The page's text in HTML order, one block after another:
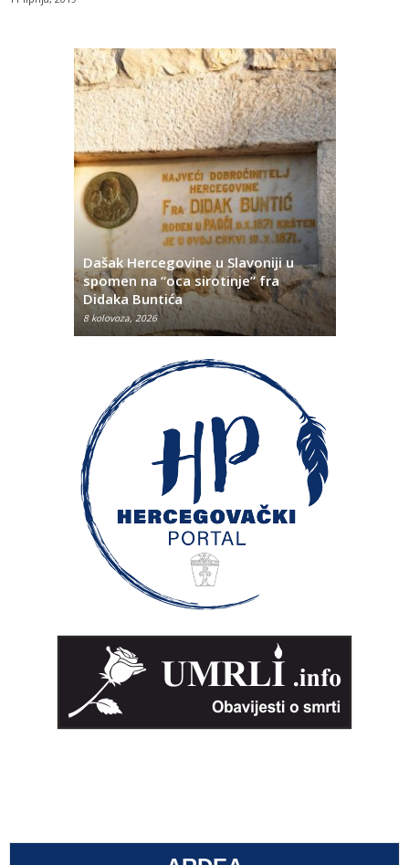
Dašak Hercegovine u Slavoniji u
spomen na “oca sirotinje” fra
Didaka Buntića
8 kolovoza, 2026